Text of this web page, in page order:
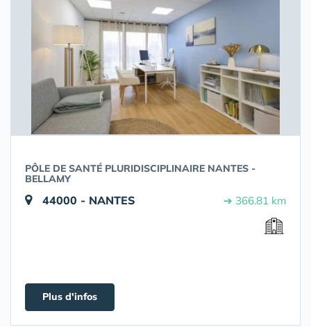
PÔLE DE SANTÉ PLURIDISCIPLINAIRE NANTES -
BELLAMY
44000 - NANTES ➔ 366.81 km
Plus d'infos